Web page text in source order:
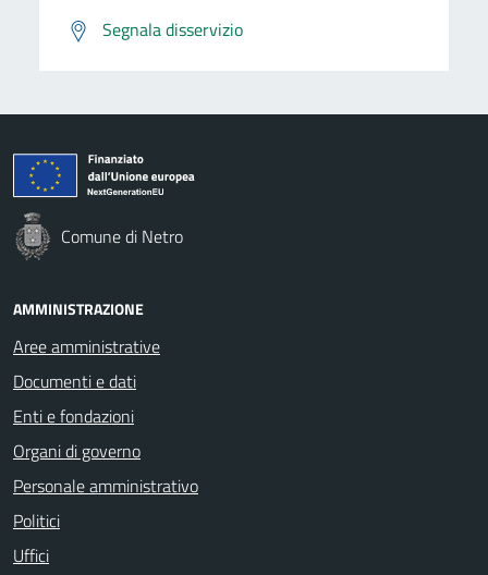
Segnala disservizio
Comune di Netro
AMMINISTRAZIONE
Aree amministrative
Documenti e dati
Enti e fondazioni
Organi di governo
Personale amministrativo
Politici
Uffici